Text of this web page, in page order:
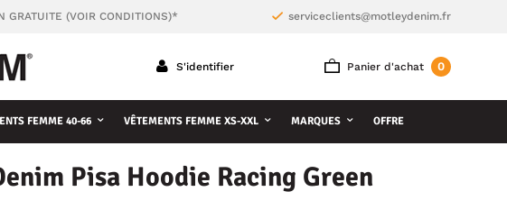
GRATUITE (VOIR CONDITIONS)* serviceclients@motleydenim.fr
Panier d'achat 0
S'identifier
FEMME 40-66 VÊTEMENTS FEMME XS-XXL MARQUES OFFRE
Pisa Hoodie Racing Green